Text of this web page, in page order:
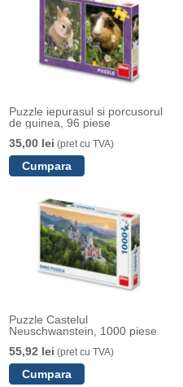
Puzzle iepurasul si porcusorul
de guinea, 96 piese
35,00 lei (pret cu TVA)
Puzzle Castelul
Neuschwanstein, 1000 piese
55,92 lei (pret cu TVA)